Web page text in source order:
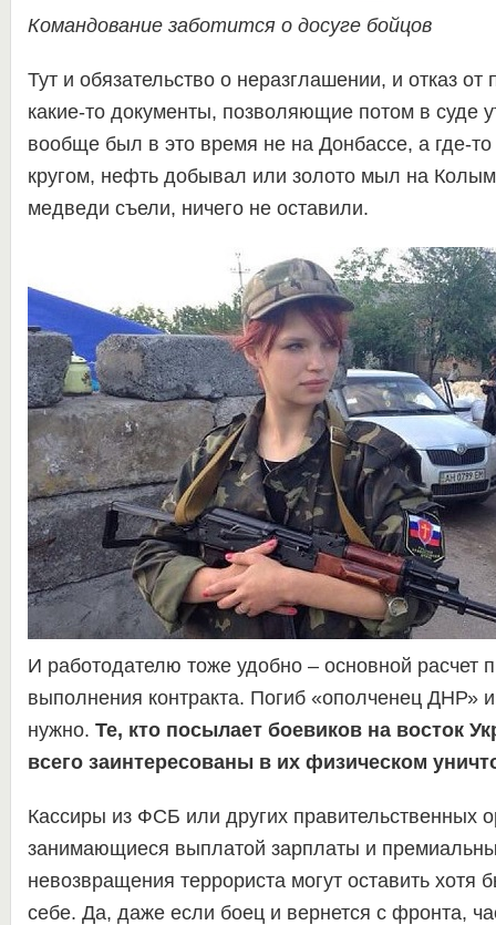
Командование заботится о досуге бойцов
Тут и обязательство о неразглашении, и отказ от
какие-то документы, позволяющие потом в суде
вообще был в это время не на Донбассе, а где-
кругом, нефть добывал или золото мыл на
медведи съели, ничего не оставили.
И работодателю тоже удобно – основной расчет
выполнения контракта. Погиб «ополченец ДНР» и
нужно. Те, кто посылает боевиков на восток
всего заинтересованы в их физическом
Кассиры из ФСБ или других правительственных
занимающиеся выплатой зарплаты и
невозвращения террориста могут оставить хотя
себе. Да, даже если боец и вернется с фронта,